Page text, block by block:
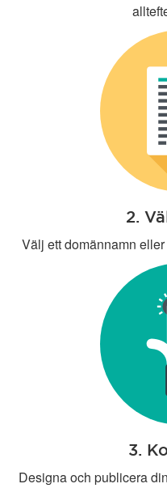
2.
Välj ett domännamn
3.
Designa och publicera